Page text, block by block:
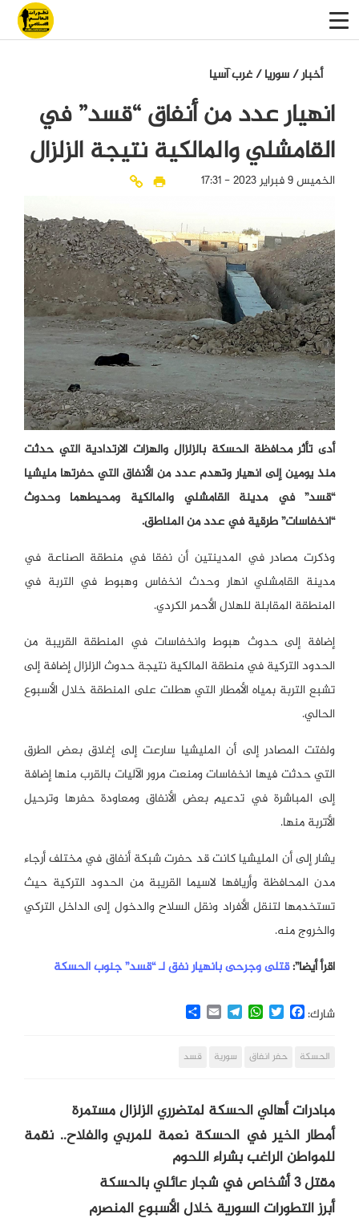
أخبار/سوريا/غرب آسيا
انهيار عدد من أنفاق “قسد” في
القامشلي والمالكية نتيجة الزلزال
الخميس 9 فبراير 2023 - 17:31
أدى تأثر محافظة الحسكة بالزلزال والهزات الارتدادية التي حدثت
منذ يومين إلى انهيار وتهدم عدد من الأنفاق التي حفرتها مليشيا
“قسد” في مدينة القامشلي والمالكية ومحيطهما وحدوث
“انخفاسات” طرقية في عدد من المناطق.
وذكرت مصادر في المدينتين أن نفقا في منطقة الصناعة في
مدينة القامشلي انهار وحدث انخفاس وهبوط في التربة في
المنطقة المقابلة للهلال الأحمر الكردي.
إضافة إلى حدوث هبوط وانخفاسات في المنطقة القريبة من
الحدود التركية في منطقة المالكية نتيجة حدوث الزلزال إضافة إلى
تشبع التربة بمياه الأمطار التي هطلت على المنطقة خلال الأسبوع
الحالي.
ولفتت المصادر إلى أن المليشيا سارعت إلى إغلاق بعض الطرق
التي حدثت فيها انخفاسات ومنعت مرور الآليات بالقرب منها إضافة
إلى المباشرة في تدعيم بعض الأنفاق ومعاودة حفرها وترحيل
الأتربة منها.
يشار إلى أن المليشيا كانت قد حفرت شبكة أنفاق في مختلف أرجاء
مدن المحافظة وأريافها لاسيما القريبة من الحدود التركية حيث
تستخدمها لتنقل الأفراد ونقل السلاح والدخول إلى الداخل التركي
والخروج منه.
اقرأ أيضا”:قتلى وجرحى بانهيار نفق لـ “قسد” جنوب الحسكة
شارك: Facebook
Twitter
WhatsApp
Telegram
Email
Share
الحسكة حفر انفاق سورية قسد
مبادرات أهالي الحسكة لمتضرري الزلزال مستمرة
أمطار الخير في الحسكة نعمة للمربي والفلاح.. نقمة
للمواطن الراغب بشراء اللحوم
مقتل 3 أشخاص في شجار عائلي بالحسكة
أبرز التطورات السورية خلال الأسبوع المنصرم